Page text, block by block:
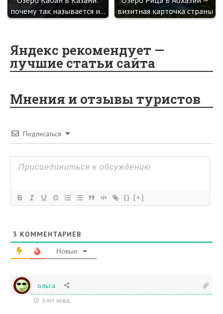
почему так называется и…
визитная карточка страны
Яндекс рекомендует —
лучшие статьи сайта
Мнения и отзывы туристов
Подписаться
{} [+]
3 КОММЕНТАРИЕВ
Новые
ольга
6 лет назад